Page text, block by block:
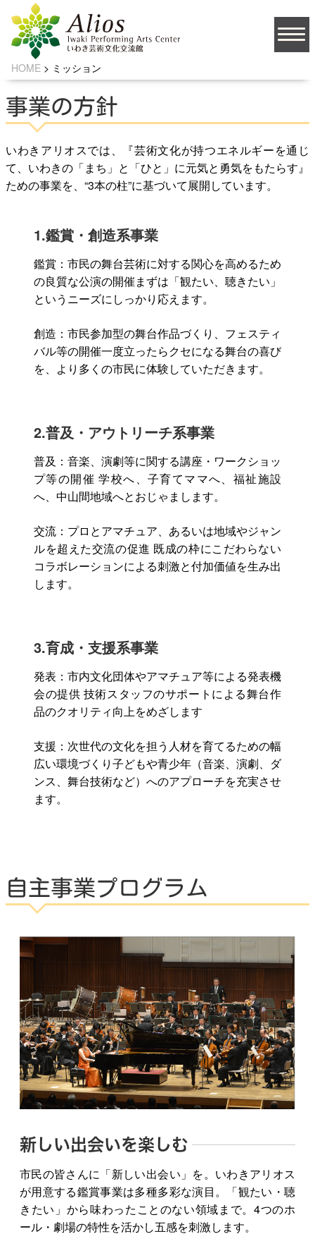
大
JA
ソーシャルメディア
お問い合わせ
よくある質問
いわきアリオスとは
WEBマガジン
公演をみたい
ニュースリリース
スケジュール
アクセシビリティ
HOME > ミッション
ミッション
MISSION
事業の方針
いわきアリオスでは、『芸術文化が持つエネルギーを通じ
て、いわきの「まち」と「ひと」に元気と勇気をもたらす』
ための事業を、“3本の柱”に基づいて展開しています。
1.鑑賞・創造系事業
鑑賞：市民の舞台芸術に対する関心を高めるため
の良質な公演の開催まずは「観たい、聴きたい」
というニーズにしっかり応えます。
創造：市民参加型の舞台作品づくり、フェスティ
バル等の開催一度立ったらクセになる舞台の喜び
を、より多くの市民に体験していただきます。
2.普及・アウトリーチ系事業
普及：音楽、演劇等に関する講座・ワークショッ
プ等の開催 学校へ、子育てママへ、福祉施設
へ、中山間地域へとおじゃまします。
交流：プロとアマチュア、あるいは地域やジャン
ルを超えた交流の促進 既成の枠にこだわらない
コラボレーションによる刺激と付加価値を生み出
します。
3.育成・支援系事業
発表：市内文化団体やアマチュア等による発表機
会の提供 技術スタッフのサポートによる舞台作
品のクオリティ向上をめざします
支援：次世代の文化を担う人材を育てるための幅
広い環境づくり子どもや青少年（音楽、演劇、ダ
ンス、舞台技術など）へのアプローチを充実させ
ます。
自主事業プログラム
新しい出会いを楽しむ
市民の皆さんに「新しい出会い」を。いわきアリオス
が用意する鑑賞事業は多種多彩な演目。「観たい・聴
きたい」から味わったことのない領域まで。4つのホ
ール・劇場の特性を活かし五感を刺激します。